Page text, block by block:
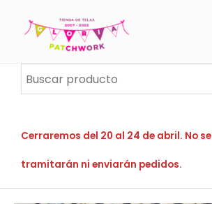
Cerraremos del 20 al 24 de abril. No se
tramitarán ni enviarán pedidos.